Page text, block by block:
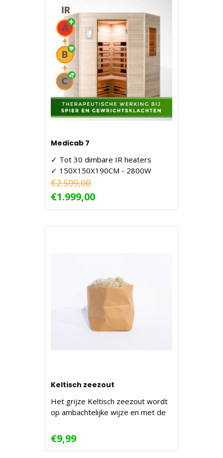
Medicab 7
✓ Tot 30 dimbare IR heaters
✓ 150X150X190CM - 2800W
€2.599,00
€1.999,00
Keltisch zeezout
Het grijze Keltisch zeezout wordt
op ambachtelijke wijze en met de
€9,99